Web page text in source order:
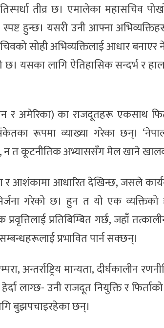
तीव्र छ। एमालेका महासचिव
हुन्छ। यसरी उनी आफ्ना
सोही अभिव्यक्तिलाई आधार बनाएर
यसका लागि ऐतिहासिक सन्दर्भ र
र अमेरिका) का राजदूतहरू एकसाथ
रूपमा व्याख्या गरेका छन्।
त कूटनीतिक अभ्याससँग मेल खाने
र आशंकामा आधारित देखिन्छ, जसले
गरेको छ। हुन त यो एक
प्रतिबिम्बित गर्छ, जहाँ
प्रभावित पार्न सक्छन्।
अन्तर्राष्ट्रिय मान्यता, दीर्घकालीन
लाग्छ- उनी राजदूत नियुक्ति र
बुझपचाइरहेका छन्।